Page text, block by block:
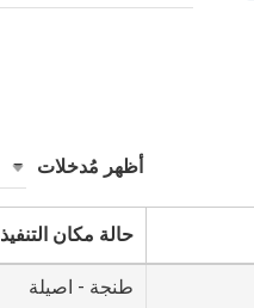
أظهر مُدخلات
حالة مكان التنفيذ
طنجة - اصيلة